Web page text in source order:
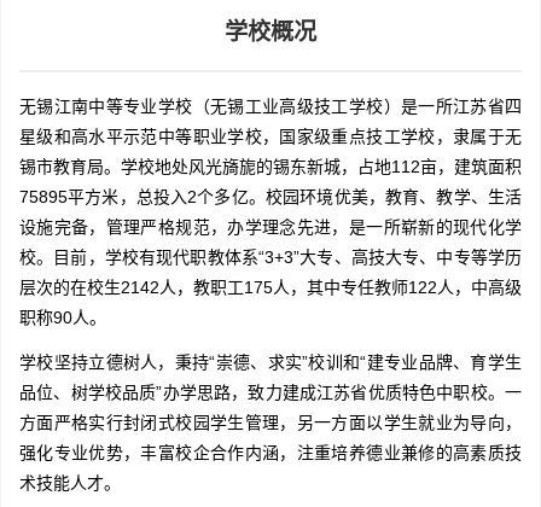
学校概况
无锡江南中等专业学校（无锡工业高级技工学校）是一所江苏省四
星级和高水平示范中等职业学校，国家级重点技工学校，隶属于无
锡市教育局。学校地处风光旖旎的锡东新城，占地112亩，建筑面积
75895平方米，总投入2个多亿。校园环境优美，教育、教学、生活
设施完备，管理严格规范，办学理念先进，是一所崭新的现代化学
校。目前，学校有现代职教体系“3+3”大专、高技大专、中专等学历
层次的在校生2142人，教职工175人，其中专任教师122人，中高级
职称90人。
学校坚持立德树人，秉持“崇德、求实”校训和“建专业品牌、育学生
品位、树学校品质”办学思路，致力建成江苏省优质特色中职校。一
方面严格实行封闭式校园学生管理，另一方面以学生就业为导向，
强化专业优势，丰富校企合作内涵，注重培养德业兼修的高素质技
术技能人才。